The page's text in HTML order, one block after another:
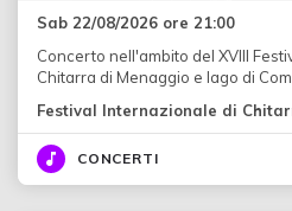
Sab 22/08/2026 ore 21:00
Concerto nell'ambito del XVIII
Chitarra di Menaggio e lago di
Festival Internazionale di
CONCERTI